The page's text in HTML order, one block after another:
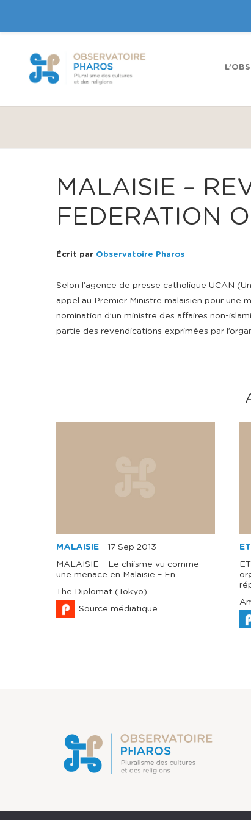
MALAISIE –
FEDERATION
Écrit par Observatoire Pharos
Selon l’agence de presse catholique UCAN
appel au Premier Ministre malaisien pour une
nomination d’un ministre des affaires non-
partie des revendications exprimées par
MALAISIE - 17 Sep 2013
MALAISIE – Le chiisme vu comme
une menace en Malaisie – En
The Diplomat (Tokyo)
Source médiatique